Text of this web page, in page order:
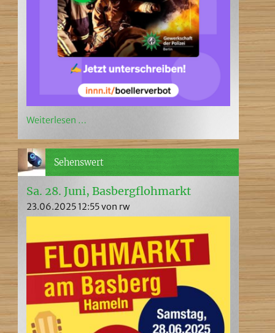
Weiterlesen …
Sehenswert
Sa. 28. Juni, Basbergflohmarkt
23.06.2025 12:55von rw